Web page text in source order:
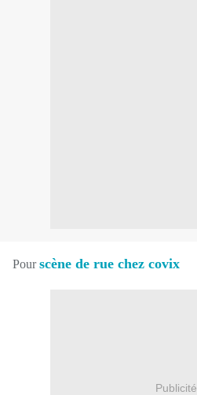
Pourscène de rue chez covix
Publicité